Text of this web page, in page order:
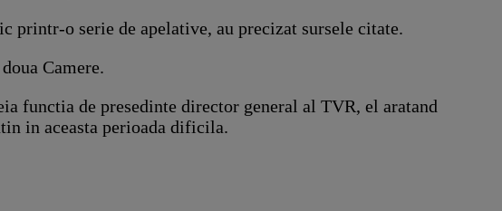
o serie de apelative, au precizat sursele citate.
Camere.
functia de presedinte director general al TVR, el aratand
in aceasta perioada dificila.